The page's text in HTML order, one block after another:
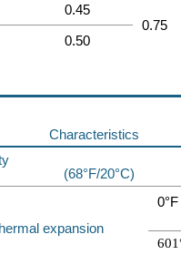
0.45
0.75
0.50
Characteristics
(68°F/20°C)
expansion